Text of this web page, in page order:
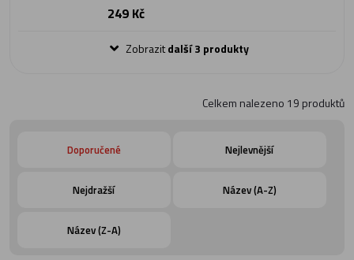
řemenu je 38 mm, délka je od 55 cm do 65
pro zaháknutí do ozvučného otvoru
ukulele.
249 Kč
Zobrazitdalší 3 produkty
Celkem nalezeno 19 produktů
Doporučené Nejlevnější
Nejdražší Název (A-Z)
Název (Z-A)